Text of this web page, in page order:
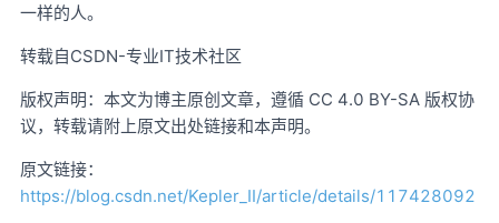
一样的人。
转载自CSDN-专业IT技术社区
版权声明：本文为博主原创文章，遵循 CC 4.0 BY-SA 版权协
议，转载请附上原文出处链接和本声明。
原文链接：
https://blog.csdn.net/Kepler_II/article/details/117428092